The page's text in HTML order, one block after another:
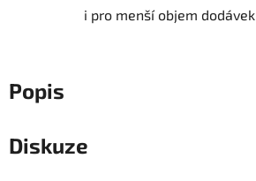
i pro menší objem dodávek
Popis
Diskuze